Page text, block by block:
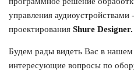
управления аудиоустройствами -
проектирования Shure Designer.
Будем рады видеть Вас в
интересующие вопросы по